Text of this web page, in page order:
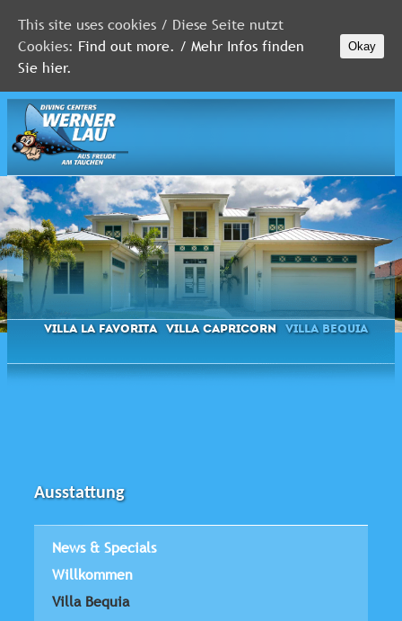
MALEDIVEN
ROTES
MEER
FLORIDA
Newsletter
Villa La Favorita Villa Capricorn Villa Bequia
Ausstattung
News & Specials
Willkommen
Villa Bequia
This site uses cookies / Diese Seite nutzt
Cookies: Find out more. / Mehr Infos finden
Sie hier.
Okay